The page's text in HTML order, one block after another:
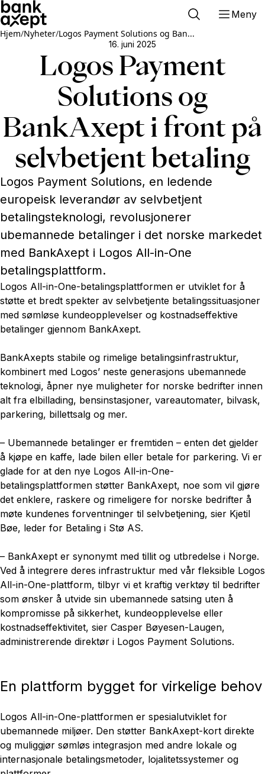
Meny
Hjem/Nyheter/Logos Payment Solutions og Ban...
16. juni 2025
Logos Payment
Solutions og
BankAxept i front på
selvbetjent betaling
Logos Payment Solutions, en ledende
europeisk leverandør av selvbetjent
betalingsteknologi, revolusjonerer
ubemannede betalinger i det norske markedet
med BankAxept i Logos All-in-One
betalingsplattform.
Logos All-in-One-betalingsplattformen er utviklet for å
støtte et bredt spekter av selvbetjente betalingssituasjoner
med sømløse kundeopplevelser og kostnadseffektive
betalinger gjennom BankAxept.
BankAxepts stabile og rimelige betalingsinfrastruktur,
kombinert med Logos’ neste generasjons ubemannede
teknologi, åpner nye muligheter for norske bedrifter innen
alt fra elbillading, bensinstasjoner, vareautomater, bilvask,
parkering, billettsalg og mer.
– Ubemannede betalinger er fremtiden – enten det gjelder
å kjøpe en kaffe, lade bilen eller betale for parkering. Vi er
glade for at den nye Logos All-in-One-
betalingsplattformen støtter BankAxept, noe som vil gjøre
det enklere, raskere og rimeligere for norske bedrifter å
møte kundenes forventninger til selvbetjening, sier Kjetil
Bøe, leder for Betaling i Stø AS.
– BankAxept er synonymt med tillit og utbredelse i Norge.
Ved å integrere deres infrastruktur med vår fleksible Logos
All-in-One-plattform, tilbyr vi et kraftig verktøy til bedrifter
som ønsker å utvide sin ubemannede satsing uten å
kompromisse på sikkerhet, kundeopplevelse eller
kostnadseffektivitet, sier Casper Bøyesen-Laugen,
administrerende direktør i Logos Payment Solutions.
En plattform bygget for virkelige behov
Logos All-in-One-plattformen er spesialutviklet for
ubemannede miljøer. Den støtter BankAxept-kort direkte
og muliggjør sømløs integrasjon med andre lokale og
internasjonale betalingsmetoder, lojalitetssystemer og